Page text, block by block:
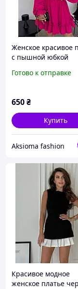
Женское красивое
с пышной юбкой
Готово к отправке
650₴
Купить
Aksioma fashion
Красивое модное
женское платье